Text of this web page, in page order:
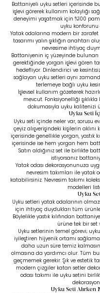
Battaniyeli uyku setleri içerisinde
işlevi görerek kullanım kolaylığı
deneyimi yaşatmak için %100
uyku
Yatak odalarına modern bir
tasarımı yalın şıklığın anahtarı
nevresime ihtiyaç
Battaniyenin iç yüzeyinde bulunan
gerektiğinde yorgan işlevi gören
hedefliyor. Dinlendirici ve
sağlayan uyku setleri aynı
terlemeye bağlı uyku
İşlevsel kullanım gözeterek
mevcut. Fonksiyonelliği
dokumasıyla uyku kalitenizi
Uyku Seti
Uyku seti içinde neler var, sorusu
çeyiz alışverişindeki kişilerin
içerisinde genellikle yorgan, yastık
içerisinde ise hem yorgan hem
Satın aldığınız set ile birlikte
istiyorsanız
Yatak odası dekorasyonunuza
nevresim takımları ile yatak
katabilirsiniz. Nevresim takımı
modelleri
Uyku
Uyku setleri yatak odalarının
için ihtiyaç duydukları tüm
Böylelikle yastık kılıfından
ürüne tek bir set
Uyku setlerinin temel görevi;
iyileştiren hijyenik ortamı sağlamak
daha uzun süre temiz
olmasına da yardımcı olur. Tüm
geçmemek gerekir. Şık ve estetik
modern çizgiler katan setler
odası takımı ile uyku setini
Uyku Seti Alırken